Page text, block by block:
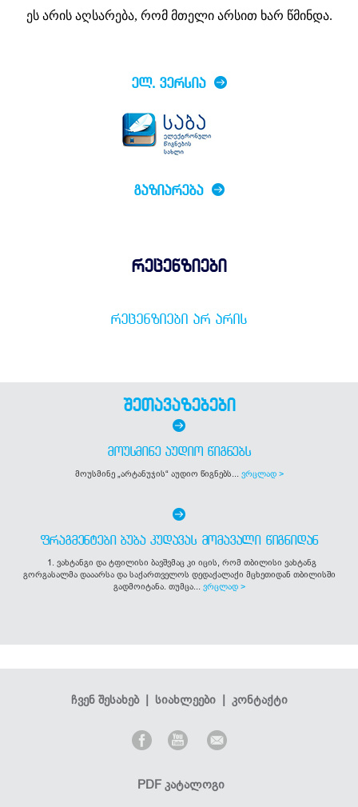
ეს არის აღსარება, რომ მთელი არსით ხარ წმინდა.
ᲔᲚ. ᲕᲔᲠᲡᲘᲐ
ᲒᲐᲖᲘᲐᲠᲔᲑᲐ
რეცენზიები
ᲠᲔᲪᲔᲜᲖᲘᲔᲑᲘ ᲐᲠ ᲐᲠᲘᲡ
შეთავაზებები
ᲛᲝᲣᲡᲛᲘᲜᲔ ᲐᲣᲓᲘᲝ ᲬᲘᲒᲜᲔᲑᲡ
მოუსმინე „არტანუჯის“ აუდიო წიგნებს... ვრცლად >
ᲤᲠᲐᲒᲛᲔᲜᲢᲔᲑᲘ ᲑᲣᲑᲐ ᲙᲣᲓᲐᲕᲐᲡ ᲛᲝᲛᲐᲕᲐᲚᲘ ᲬᲘᲒᲜᲘᲓᲐᲜ
1. ვახტანგი და ტფილისი ბავშვმაც კი იცის, რომ თბილისი ვახტანგ
გორგასალმა დააარსა და საქართველოს დედაქალაქი მცხეთიდან თბილისში
გადმოიტანა. თუმცა... ვრცლად >
ჩვენ შესახებ| სიახლეები| კონტაქტი
PDF კატალოგი